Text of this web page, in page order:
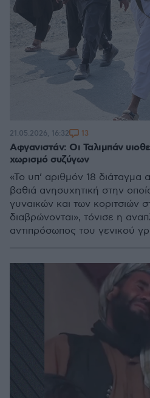
Αφγανιστάν: Οι Ταλιμπάν
χωρισμό συζύγων
«Το υπ’ αριθμόν 18 διάταγμα
βαθιά ανησυχητική στην
γυναικών και των κοριτσιών
διαβρώνονται», τόνισε η
αντιπρόσωπος του γενικού
21.05.2026, 16:32 13